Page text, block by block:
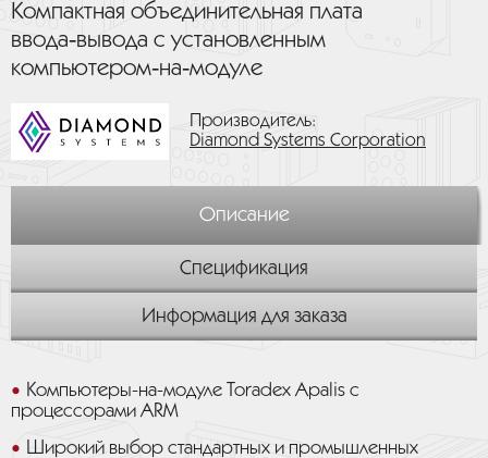
Компактная объединительная плата
ввода‑вывода с установленным
компьютером‑на‑модуле
Производитель:
Diamond Systems Corporation
Описание
Спецификация
Информация для заказа
Компьютеры-на-модуле Toradex Apalis с
процессорами ARM
Широкий выбор стандартных и промышленных